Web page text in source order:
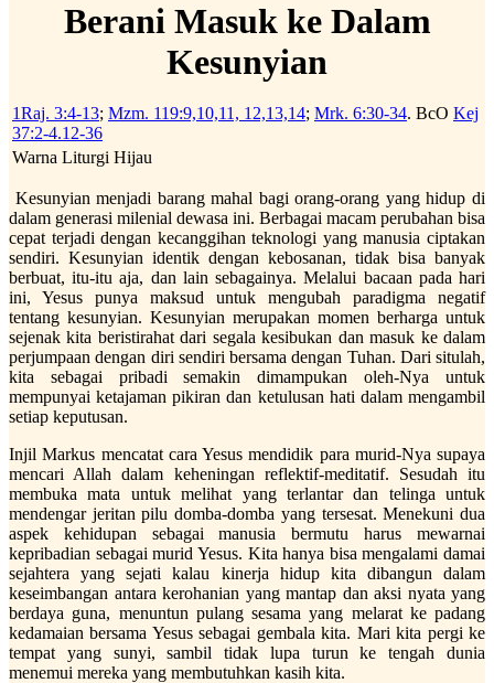
Berani Masuk ke Dalam
Kesunyian
1Raj. 3:4-13; Mzm. 119:9,10,11, 12,13,14; Mrk. 6:30-34. BcO Kej
37:2-4.12-36
Warna Liturgi Hijau
Kesunyian menjadi barang mahal bagi orang-orang yang hidup di
dalam generasi milenial dewasa ini. Berbagai macam perubahan bisa
cepat terjadi dengan kecanggihan teknologi yang manusia ciptakan
sendiri. Kesunyian identik dengan kebosanan, tidak bisa banyak
berbuat, itu-itu aja, dan lain sebagainya. Melalui bacaan pada hari
ini, Yesus punya maksud untuk mengubah paradigma negatif
tentang kesunyian. Kesunyian merupakan momen berharga untuk
sejenak kita beristirahat dari segala kesibukan dan masuk ke dalam
perjumpaan dengan diri sendiri bersama dengan Tuhan. Dari situlah,
kita sebagai pribadi semakin dimampukan oleh-Nya untuk
mempunyai ketajaman pikiran dan ketulusan hati dalam mengambil
setiap keputusan.
Injil Markus mencatat cara Yesus mendidik para murid-Nya supaya
mencari Allah dalam keheningan reflektif-meditatif. Sesudah itu
membuka mata untuk melihat yang terlantar dan telinga untuk
mendengar jeritan pilu domba-domba yang tersesat. Menekuni dua
aspek kehidupan sebagai manusia bermutu harus mewarnai
kepribadian sebagai murid Yesus. Kita hanya bisa mengalami damai
sejahtera yang sejati kalau kinerja hidup kita dibangun dalam
keseimbangan antara kerohanian yang mantap dan aksi nyata yang
berdaya guna, menuntun pulang sesama yang melarat ke padang
kedamaian bersama Yesus sebagai gembala kita. Mari kita pergi ke
tempat yang sunyi, sambil tidak lupa turun ke tengah dunia
menemui mereka yang membutuhkan kasih kita.